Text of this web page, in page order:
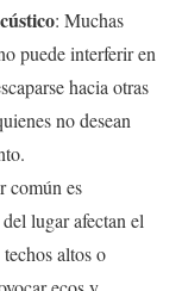
: Muchas
puede interferir en
hacia otras
no desean
común es
lugar afectan el
altos o